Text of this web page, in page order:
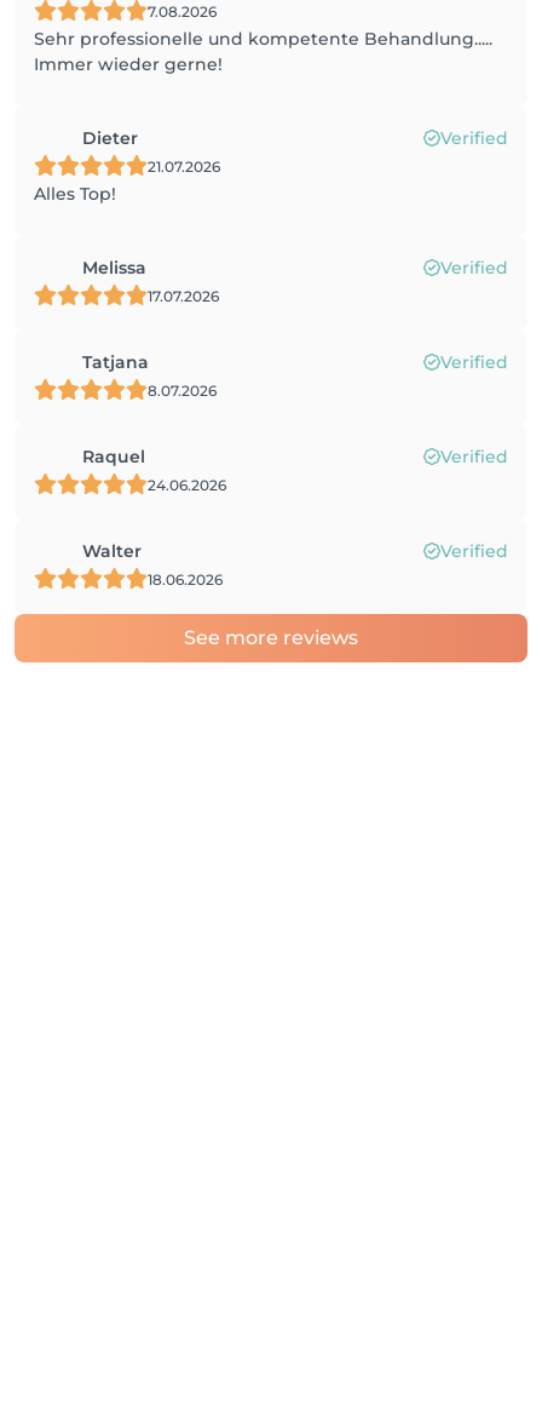
7.08.2026
Sehr professionelle und kompetente Behandlung.....
Immer wieder gerne!
Dieter Verified
21.07.2026
Alles Top!
Melissa Verified
17.07.2026
Tatjana Verified
8.07.2026
Raquel Verified
24.06.2026
Walter Verified
18.06.2026
See more reviews